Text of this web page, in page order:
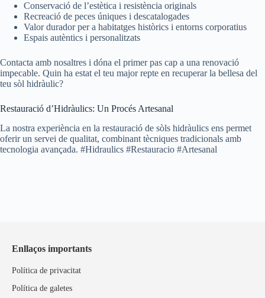
Conservació de l’estètica i resistència originals
Recreació de peces úniques i descatalogades
Valor durador per a habitatges històrics i entorns corporatius
Espais autèntics i personalitzats
Contacta amb nosaltres i dóna el primer pas cap a una renovació
impecable. Quin ha estat el teu major repte en recuperar la bellesa del
teu sòl hidràulic?
Restauració d’Hidràulics: Un Procés Artesanal
La nostra experiència en la restauració de sòls hidràulics ens permet
oferir un servei de qualitat, combinant tècniques tradicionals amb
tecnologia avançada. #Hidraulics #Restauracio #Artesanal
Enllaços importants
Política de privacitat
Política de galetes